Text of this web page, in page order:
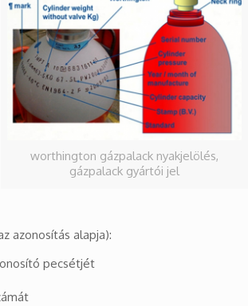
worthington gázpalack nyakjelölés,
gázpalack gyártói jel
azonosítás alapja):
pecsétjét